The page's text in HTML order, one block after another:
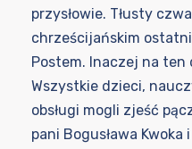
przysłowie. Tłusty
chrześcijańskim
Postem. Inaczej na ten
Wszystkie dzieci,
obsługi mogli zjeść
pani Bogusława